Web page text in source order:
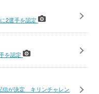
2選手を認定
を認定
信が決定 キリンチャレン